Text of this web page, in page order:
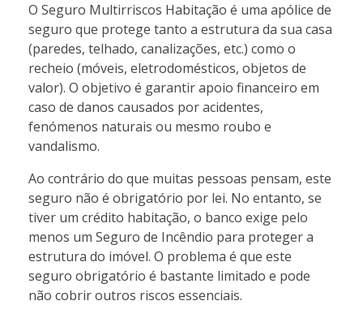
O Seguro Multirriscos Habitação é uma apólice de
seguro que protege tanto a estrutura da sua casa
(paredes, telhado, canalizações, etc.) como o
recheio (móveis, eletrodomésticos, objetos de
valor). O objetivo é garantir apoio financeiro em
caso de danos causados por acidentes,
fenómenos naturais ou mesmo roubo e
vandalismo.
Ao contrário do que muitas pessoas pensam, este
seguro não é obrigatório por lei. No entanto, se
tiver um crédito habitação, o banco exige pelo
menos um Seguro de Incêndio para proteger a
estrutura do imóvel. O problema é que este
seguro obrigatório é bastante limitado e pode
não cobrir outros riscos essenciais.